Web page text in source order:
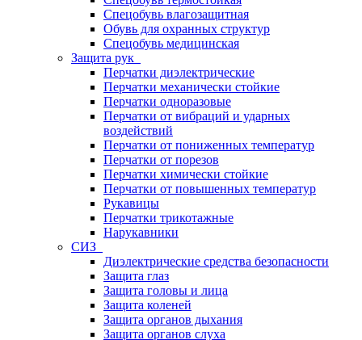
Спецобувь влагозащитная
Обувь для охранных структур
Спецобувь медицинская
Защита рук
Перчатки диэлектрические
Перчатки механически стойкие
Перчатки одноразовые
Перчатки от вибраций и ударных
воздействий
Перчатки от пониженных температур
Перчатки от порезов
Перчатки химически стойкие
Перчатки от повышенных температур
Рукавицы
Перчатки трикотажные
Нарукавники
СИЗ
Диэлектрические средства безопасности
Защита глаз
Защита головы и лица
Защита коленей
Защита органов дыхания
Защита органов слуха